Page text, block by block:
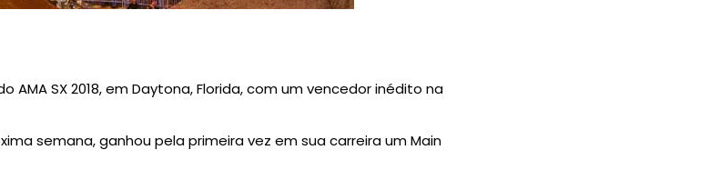
AMA SX 2018, em Daytona, Florida, com um vencedor inédito na
semana, ganhou pela primeira vez em sua carreira um Main